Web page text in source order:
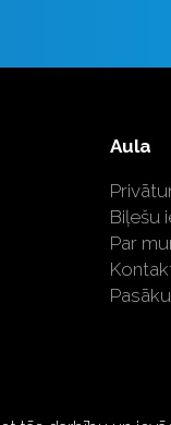
Aula
Biļešu
Par